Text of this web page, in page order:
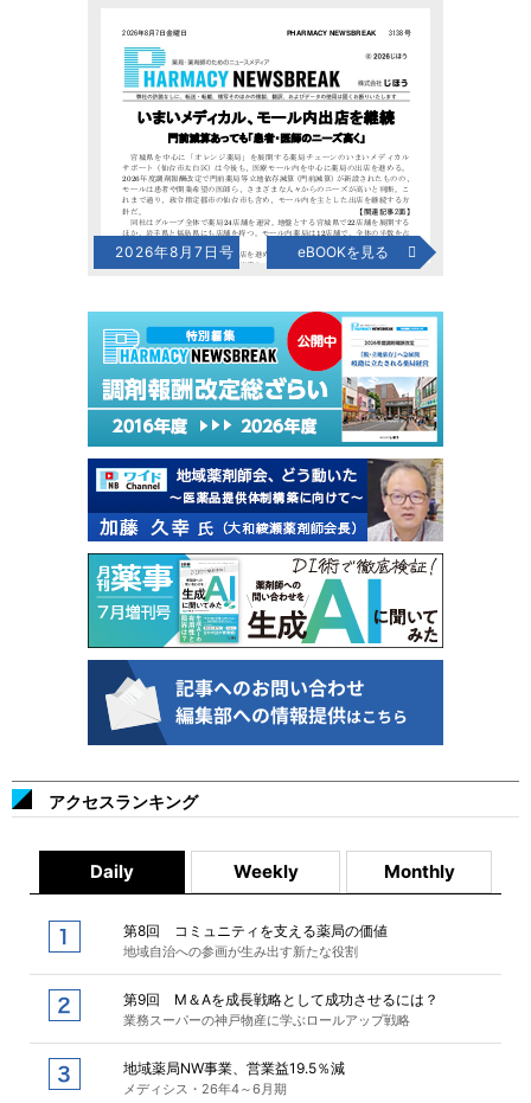
2026年8月7日号 eBOOKを見る
アクセスランキング
Daily Weekly Monthly
第8回 コミュニティを支える薬局の価値
地域自治への参画が生み出す新たな役割
第9回 M＆Aを成長戦略として成功させるには？
業務スーパーの神戸物産に学ぶロールアップ戦略
地域薬局NW事業、営業益19.5％減
メディシス・26年4～6月期